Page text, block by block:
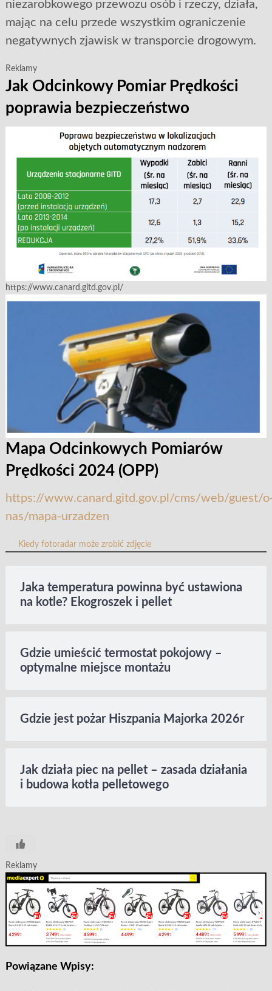
niezarobkowego przewozu osób i rzeczy, działa,
mając na celu przede wszystkim ograniczenie
negatywnych zjawisk w transporcie drogowym.
Reklamy
Jak Odcinkowy Pomiar Prędkości
poprawia bezpieczeństwo
https://www.canard.gitd.gov.pl/
Mapa Odcinkowych Pomiarów
Prędkości 2024 (OPP)
https://www.canard.gitd.gov.pl/cms/web/guest/
nas/mapa-urzadzen
Kiedy fotoradar może zrobić zdjęcie
Jaka temperatura powinna być ustawiona
na kotle? Ekogroszek i pellet
Gdzie umieścić termostat pokojowy –
optymalne miejsce montażu
Gdzie jest pożar Hiszpania Majorka 2026r
Jak działa piec na pellet – zasada działania
i budowa kotła pelletowego
Reklamy
Powiązane Wpisy: